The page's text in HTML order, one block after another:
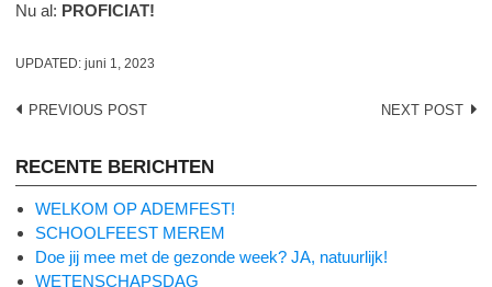
Nu al: PROFICIAT!
UPDATED:juni 1, 2023
Post
PREVIOUS POST NEXT POST
RECENTE BERICHTEN
WELKOM OP ADEMFEST!
SCHOOLFEEST MEREM
Doe jij mee met de gezonde week? JA, natuurlijk!
WETENSCHAPSDAG